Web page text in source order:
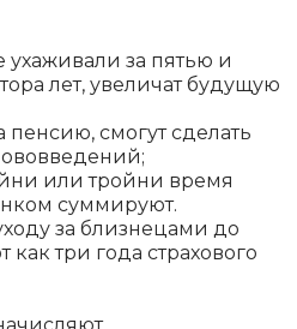
за пятью и
лет, увеличат будущую
смогут сделать
или тройни время
суммируют.
за близнецами до
как три года страхового